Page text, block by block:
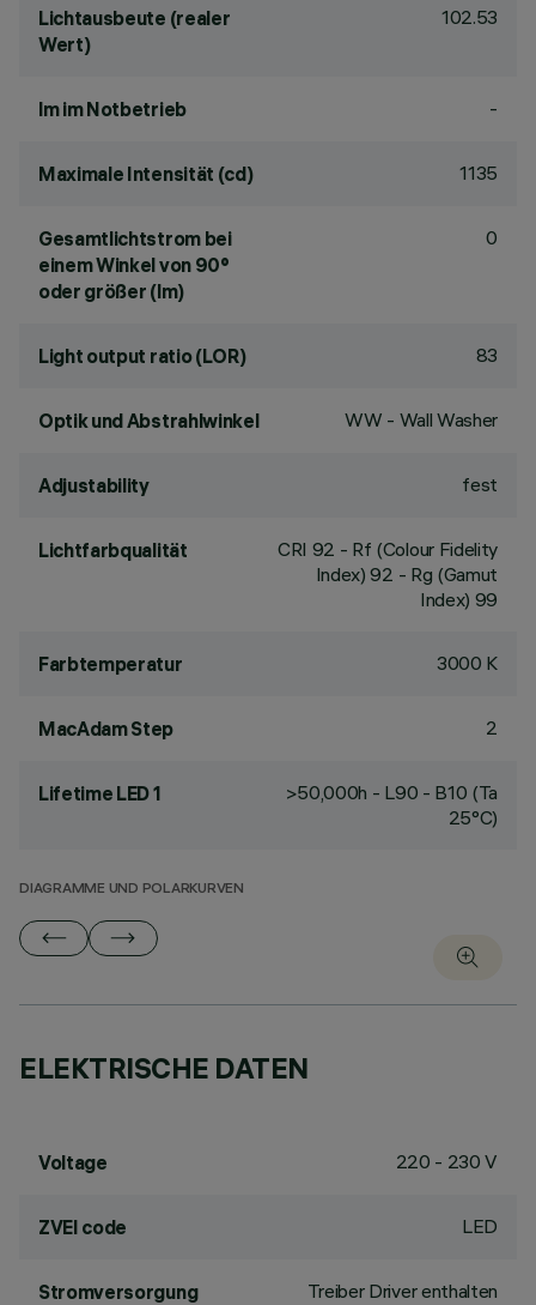
Lichtausbeute (realer
Wert)
102.53
lm im Notbetrieb -
Maximale Intensität (cd) 1135
Gesamtlichtstrom bei
einem Winkel von 90°
oder größer (lm)
0
Light output ratio (LOR) 83
Optik und Abstrahlwinkel WW - Wall Washer
Adjustability fest
Lichtfarbqualität CRI 92 - Rf (Colour Fidelity
Index) 92 - Rg (Gamut
Index) 99
Farbtemperatur 3000 K
MacAdam Step 2
Lifetime LED 1
>50,000h - L90 - B10 (Ta
25°C)
DIAGRAMME UND POLARKURVEN
ELEKTRISCHE DATEN
Voltage 220 - 230 V
ZVEI code LED
Stromversorgung Treiber Driver enthalten